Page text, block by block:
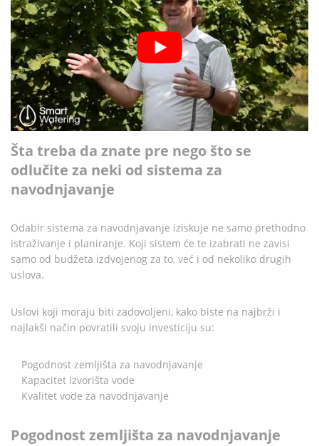
Šta treba da znate pre nego što se
odlučite za neki od sistema za
navodnjavanje
Odabir sistema za navodnjavanje iziskuje ne samo prethodno
istraživanje i planiranje. Koji sistem će te izabrati ne zavisi
samo od budžeta izdvojenog za to, već i od nekoliko drugih
uslova.
Uslovi koji moraju biti zadovoljeni, kako biste na najbrži i
najlakši način povratili svoju investiciju su:
Pogodnost zemljišta za navodnjavanje
Kapacitet izvorišta vode
Kvalitet vode za navodnjavanje
Pogodnost zemljišta za navodnjavanje